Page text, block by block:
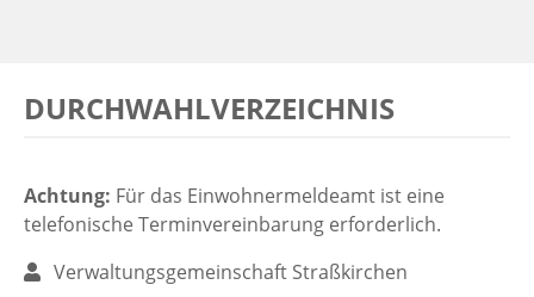
DURCHWAHLVERZEICHNIS
Achtung: Für das Einwohnermeldeamt ist eine
telefonische Terminvereinbarung erforderlich.
Name:Verwaltungsgemeinschaft Straßkirchen